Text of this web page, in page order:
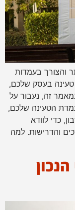
והצורך בעמדות
בעסק שלכם,
זה, נעבור על
עמדת הטעינה שלכם,
כדי לוודא
והדרישות. למה